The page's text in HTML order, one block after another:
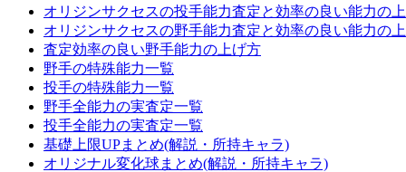
オリジンサクセスの投手能力査定と効率の良い能力の
オリジンサクセスの野手能力査定と効率の良い能力の
査定効率の良い野手能力の上げ方
野手の特殊能力一覧
投手の特殊能力一覧
野手全能力の実査定一覧
投手全能力の実査定一覧
基礎上限UPまとめ(解説・所持キャラ)
オリジナル変化球まとめ(解説・所持キャラ)